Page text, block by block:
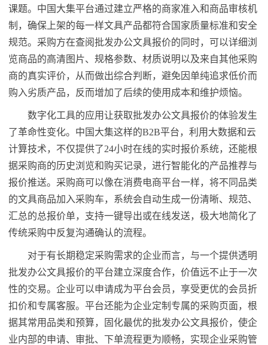
课题。中国大集平台通过建立严格的商家准入和商品审核机
制，确保上架的每一样文具产品都符合国家质量标准和安全
规范。采购方在查阅批发办公文具报价的同时，可以详细浏
览商品的高清图片、规格参数、材质说明以及来自其他采购
商的真实评价，从而做出综合判断，避免因单纯追求低价而
购入劣质产品，反而增加了后续的使用成本和维护烦恼。
数字化工具的应用让获取批发办公文具报价的体验发生
了革命性变化。中国大集这样的B2B平台，利用大数据和云
计算技术，不仅提供了24小时在线的实时报价系统，还能根
据采购商的历史浏览和购买记录，进行智能化的产品推荐与
报价推送。采购商可以像在消费电商平台一样，将不同品类
的文具商品加入采购车，系统会自动生成一份清晰、规范、
汇总的总报价单，支持一键导出或在线发送，极大地简化了
传统采购中反复沟通确认的流程。
对于有长期稳定采购需求的企业而言，与一个提供透明
批发办公文具报价的平台建立深度合作，价值远不止于一次
性的交易。企业可以申请成为平台会员，享受更优的会员折
扣价和专属客服。平台还能为企业定制专属的采购页面，根
据其常用品类和预算，固化最优的批发办公文具报价，使企
业内部的申请、审批、下单流程更为顺畅，实现企业采购管